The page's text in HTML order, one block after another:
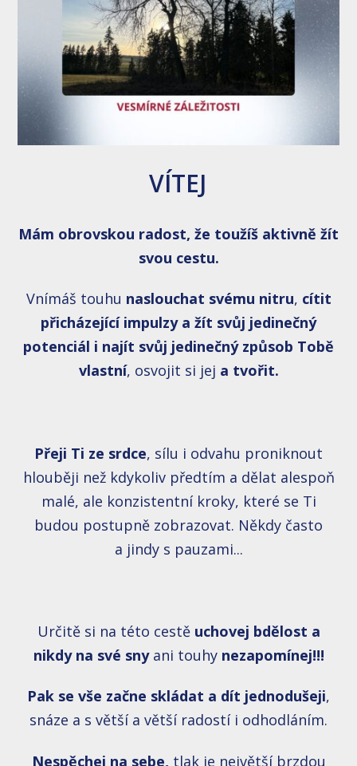
VÍTEJ
Mám obrovskou radost, že toužíš aktivně žít
svou cestu.
Vnímáš touhu naslouchat svému nitru, cítit
přicházející impulzy a žít svůj jedinečný
potenciál i najít svůj jedinečný způsob Tobě
vlastní, osvojit si jej a tvořit.
Přeji Ti ze srdce, sílu i odvahu proniknout
hlouběji než kdykoliv předtím a dělat alespoň
malé, ale konzistentní kroky, které se Ti
budou postupně zobrazovat. Někdy často
a jindy s pauzami...
Určitě si na této cestěuchovej bdělost a
nikdy na své snyani touhy nezapomínej!!!
Pak se vše začne skládat a dít jednodušeji,
snáze a s větší a větší radostí i odhodláním.
Nespěchej na sebe, tlak je největší brzdou